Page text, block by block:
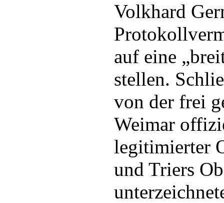
Volkhard
auf eine
stellen.
von der frei
Weimar
legitimierter
und Triers